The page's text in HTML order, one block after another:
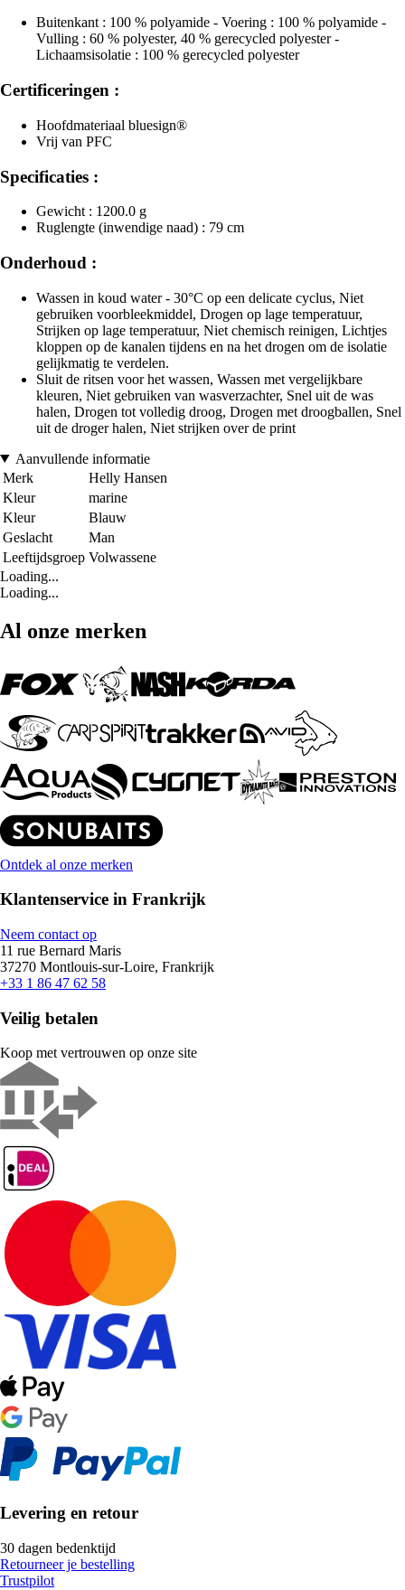
Buitenkant : 100 % polyamide - Voering : 100 % polyamide -
Vulling : 60 % polyester, 40 % gerecycled polyester -
Lichaamsisolatie : 100 % gerecycled polyester
Certificeringen :
Hoofdmateriaal bluesign®
Vrij van PFC
Specificaties :
Gewicht : 1200.0 g
Ruglengte (inwendige naad) : 79 cm
Onderhoud :
Wassen in koud water - 30°C op een delicate cyclus, Niet
gebruiken voorbleekmiddel, Drogen op lage temperatuur,
Strijken op lage temperatuur, Niet chemisch reinigen, Lichtjes
kloppen op de kanalen tijdens en na het drogen om de isolatie
gelijkmatig te verdelen.
Sluit de ritsen voor het wassen, Wassen met vergelijkbare
kleuren, Niet gebruiken van wasverzachter, Snel uit de was
halen, Drogen tot volledig droog, Drogen met droogballen, Snel
uit de droger halen, Niet strijken over de print
Aanvullende informatie
Merk
Helly Hansen
Kleur
marine
Kleur
Blauw
Geslacht
Man
Leeftijdsgroep Volwassene
Loading...
Loading...
Al onze merken
Ontdek al onze merken
Klantenservice in Frankrijk
Neem contact op
11 rue Bernard Maris
37270 Montlouis-sur-Loire, Frankrijk
+33 1 86 47 62 58
Veilig betalen
Koop met vertrouwen op onze site
Levering en retour
30 dagen bedenktijd
Retourneer je bestelling
Trustpilot